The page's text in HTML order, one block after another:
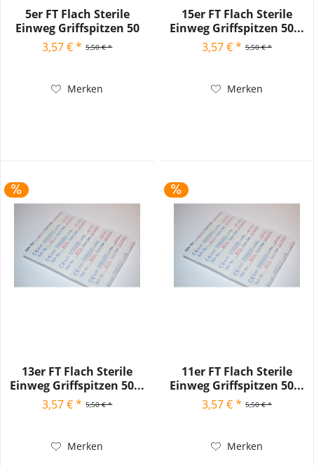
5er FT Flach Sterile
Einweg Griffspitzen 50
Stck.5,50 € *
3,57 € *
Merken
15er FT Flach Sterile
Einweg Griffspitzen 50...
5,50 € *
3,57 € *
Merken
13er FT Flach Sterile
Einweg Griffspitzen 50...
5,50 € *
3,57 € *
Merken
11er FT Flach Sterile
Einweg Griffspitzen 50...
5,50 € *
3,57 € *
Merken